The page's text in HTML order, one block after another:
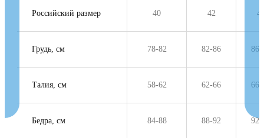
Российский размер 40 42
Грудь, см 78-82 82-86 86-
Талия, см 58-62 62-66 66-
Бедра, см 84-88 88-92 92-